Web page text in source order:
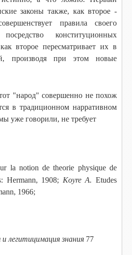
законы также, как второе -
правила своего
конституционных
второе пересматривает их в
производя при этом новые
"народ" совершенно не похож
в традиционном нарративном
уже говорили, не требует
la notion de theorie physique de
Hermann, 1908; Koyre A. Etudes
1966;
легитицимация знания 77